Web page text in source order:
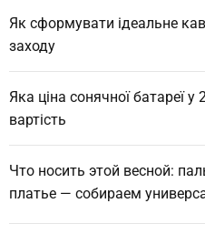
Як сформувати ідеальне
заходу
Яка ціна сонячної батареї
вартість
Что носить этой весной:
платье — собираем